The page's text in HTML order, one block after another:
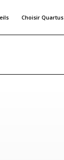
Choisir Quartus